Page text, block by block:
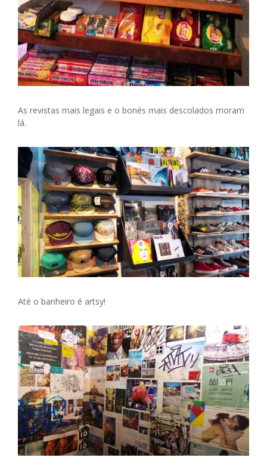
As revistas mais legais e o bonés mais descolados moram
lá.
Até o banheiro é artsy!